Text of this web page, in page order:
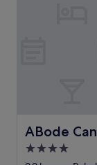
ABode
ABode
4.0-